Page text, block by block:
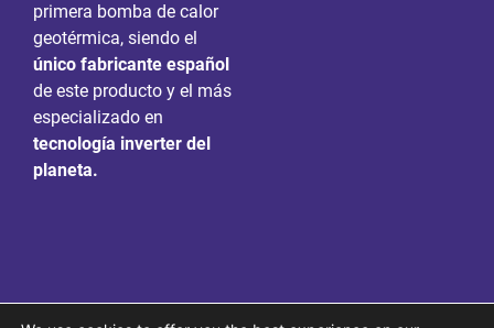
primera bomba de calor
geotérmica, siendo el
único fabricante español
de este producto y el más
especializado en
tecnología inverter del
planeta.